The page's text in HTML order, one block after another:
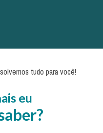
tudo para você!
eu